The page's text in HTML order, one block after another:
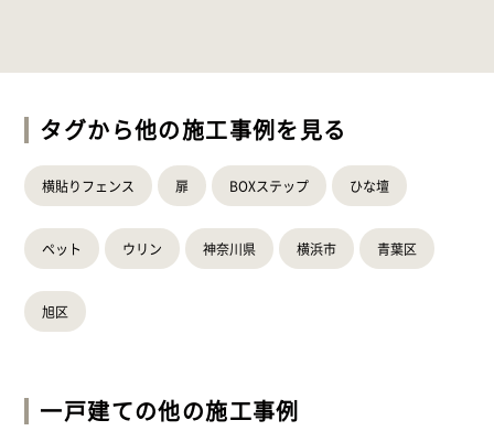
タグから他の施工事例を見る
横貼りフェンス 扉 BOXステップ ひな壇
ペット ウリン 神奈川県 横浜市 青葉区
旭区
一戸建ての他の施工事例